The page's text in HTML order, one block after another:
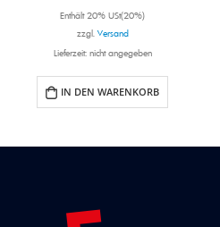
Enthält 20% USt(20%)
zzgl.Versand
Lieferzeit: nicht angegeben
IN DEN WARENKORB